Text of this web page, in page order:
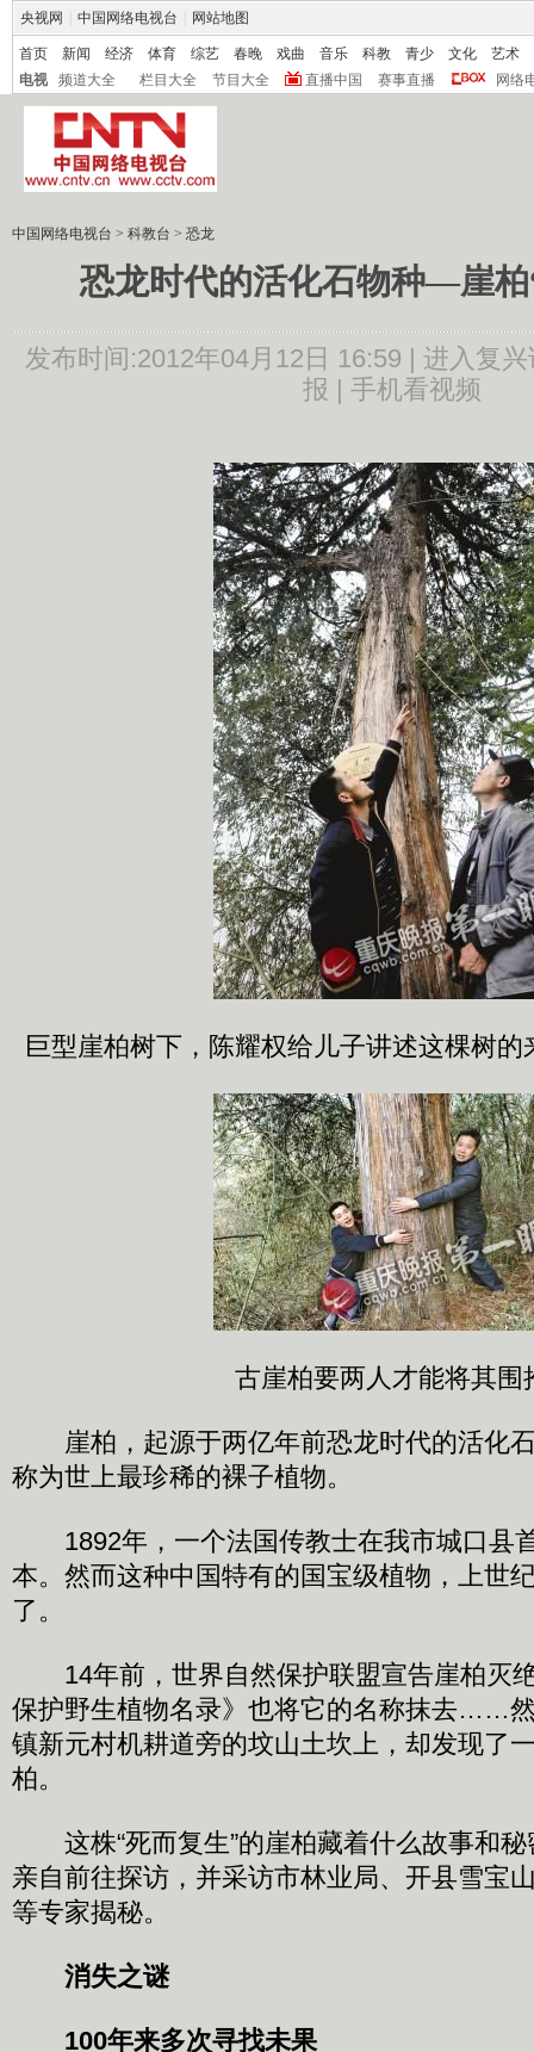
央视网 中国网络电视台 网站地图
首页 新闻 经济 体育 综艺 春晚 戏曲 音乐 科教 青少 文化
艺术
电视
频道大全 栏目大全 节目大全 直播中国 赛事直播 网络
中国网络电视台 > 科教台 > 恐龙
恐龙时代的活化石物种—崖柏
发布时间:2012年04月12日 16:59 | 进入复兴
报 | 手机看视频
巨型崖柏树下，陈耀权给儿子讲述这棵树
古崖柏要两人才能将其围
崖柏，起源于两亿年前恐龙时代的活化
称为世上最珍稀的裸子植物。
1892年，一个法国传教士在我市城口县
本。然而这种中国特有的国宝级植物，上世
了。
14年前，世界自然保护联盟宣告崖柏灭
保护野生植物名录》也将它的名称抹去……
镇新元村机耕道旁的坟山土坎上，却发现了
柏。
这株“死而复生”的崖柏藏着什么故事和秘
亲自前往探访，并采访市林业局、开县雪宝
等专家揭秘。
消失之谜
100年来多次寻找未果